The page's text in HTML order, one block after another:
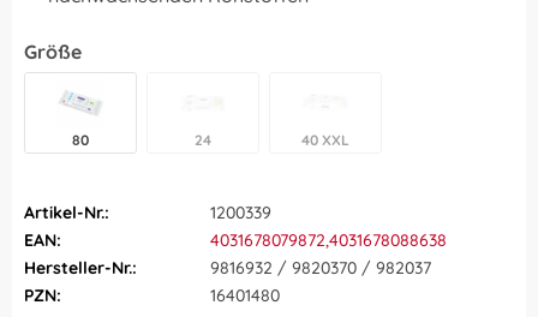
Größe
80 24 40 XXL
Artikel-Nr.:
1200339
EAN:
4031678079872,4031678088638
Hersteller-Nr.:
9816932 / 9820370 / 982037
PZN:
16401480